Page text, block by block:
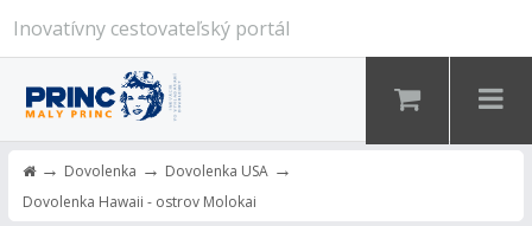
Inovatívny cestovateľský portál
→ Dovolenka → Dovolenka USA→
Dovolenka Hawaii - ostrov Molokai